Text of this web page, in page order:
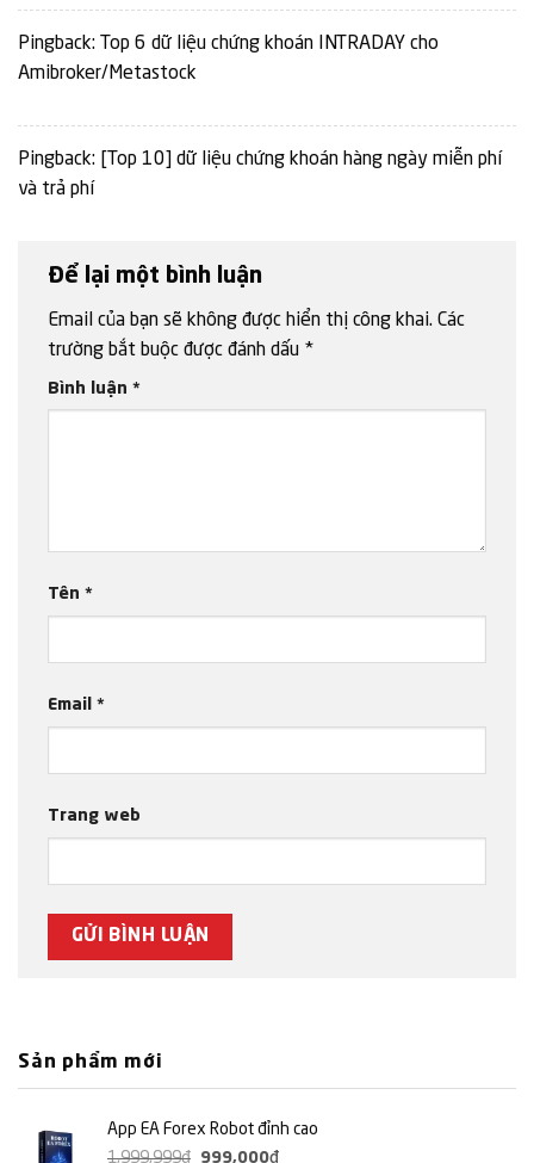
Pingback:
Top 6 dữ liệu chứng khoán INTRADAY cho
Amibroker/Metastock
Pingback:
[Top 10] dữ liệu chứng khoán hàng ngày miễn phí
và trả phí
Để lại một bình luận
Email của bạn sẽ không được hiển thị công khai. Các
trường bắt buộc được đánh dấu *
Bình luận *
Tên *
Email *
Trang web
Sản phẩm mới
App EA Forex Robot đỉnh cao
1,999,999₫
Giá
999,000₫